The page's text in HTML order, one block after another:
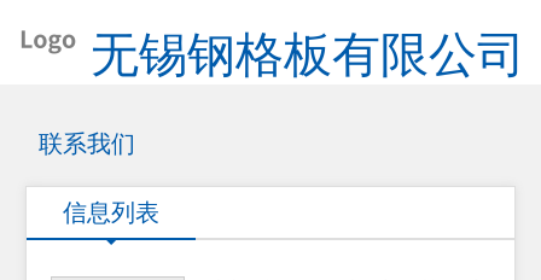
无锡钢格板有限公司
联系我们
信息列表